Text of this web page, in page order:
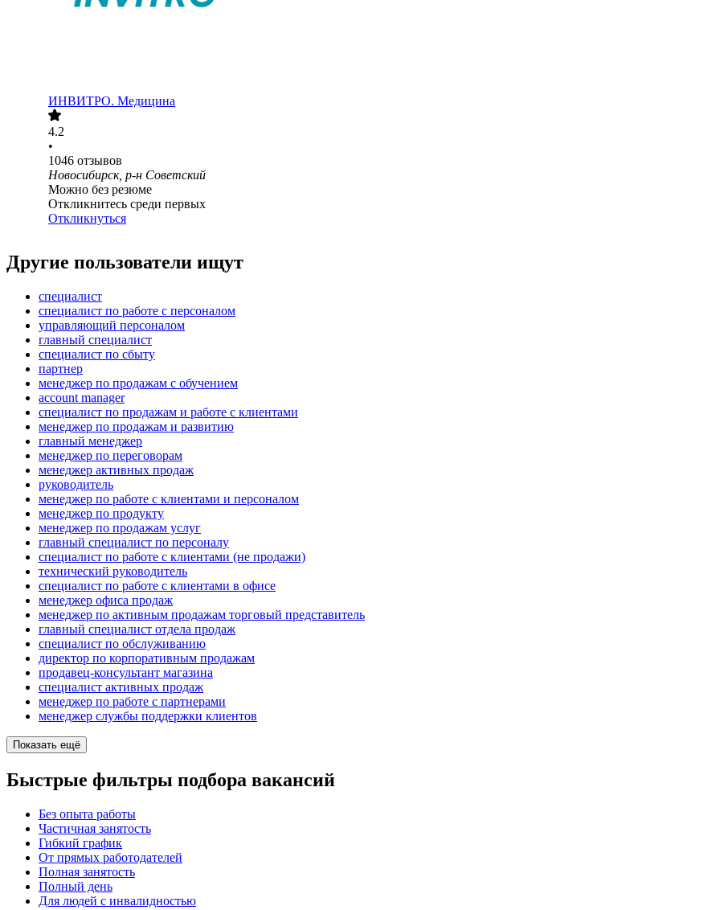
ИНВИТРО. Медицина
4.2
•
1046 отзывов
Новосибирск, р-н Советский
Можно без резюме
Откликнитесь среди первых
Откликнуться
Другие пользователи ищут
специалист
специалист по работе с персоналом
управляющий персоналом
главный специалист
специалист по сбыту
партнер
менеджер по продажам с обучением
account manager
специалист по продажам и работе с клиентами
менеджер по продажам и развитию
главный менеджер
менеджер по переговорам
менеджер активных продаж
руководитель
менеджер по работе с клиентами и персоналом
менеджер по продукту
менеджер по продажам услуг
главный специалист по персоналу
специалист по работе с клиентами (не продажи)
технический руководитель
специалист по работе с клиентами в офисе
менеджер офиса продаж
менеджер по активным продажам торговый представитель
главный специалист отдела продаж
специалист по обслуживанию
директор по корпоративным продажам
продавец-консультант магазина
специалист активных продаж
менеджер по работе с партнерами
менеджер службы поддержки клиентов
Показать ещё
Быстрые фильтры подбора вакансий
Без опыта работы
Частичная занятость
Гибкий график
От прямых работодателей
Полная занятость
Полный день
Для людей с инвалидностью